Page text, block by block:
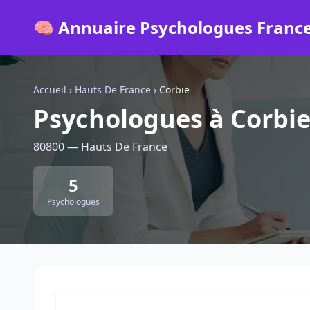
🧠 Annuaire Psychologues
Accueil › Hauts De France › Corbie
Psychologues à Corbie
80800 — Hauts De France
5
Psychologues